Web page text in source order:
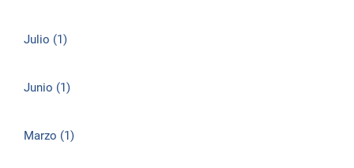
Julio (1)
Junio (1)
Marzo (1)